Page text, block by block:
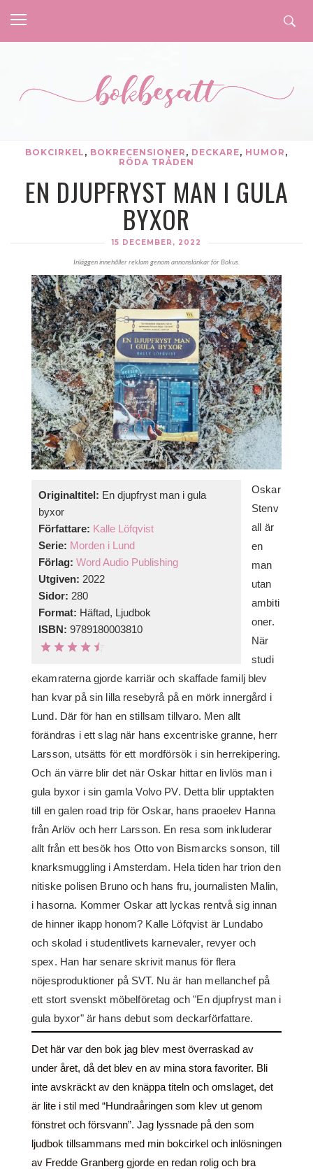
BOKCIRKEL , BOKRECENSIONER , DECKARE, HUMOR ,
RÖDA TRÅDEN
EN DJUPFRYST MAN I GULA
BYXOR
15 DECEMBER, 2022
Inläggen innehåller reklam genom annonslänkar för Bokus.
Originaltitel: En djupfryst man i gula
byxor
Författare: Kalle Löfqvist
Serie: Morden i Lund
Förlag: Word Audio Publishing
Utgiven: 2022
Sidor: 280
Format: Häftad, Ljudbok
ISBN: 9789180003810
Oskar
Stenv
all är
en
man
utan
ambiti
oner.
När
studi
e­kam­raterna gjorde karriär och skaffade familj blev
han kvar på sin lilla resebyrå på en mörk innergård i
Lund. Där för han en stillsam tillvaro. Men allt
förändras i ett slag när hans excentriske granne, herr
Larsson, utsätts för ett mordförsök i sin herrekipering.
Och än värre blir det när Oskar hittar en livlös man i
gula byxor i sin gamla Volvo PV. Detta blir upptakten
till en galen road trip för Oskar, hans praoelev Hanna
från Arlöv och herr Larsson. En resa som inkluderar
allt från ett besök hos Otto von Bismarcks sonson, till
knarksmuggling i Amsterdam. Hela tiden har trion den
nitiske polisen Bruno och hans fru, journalisten Malin,
i hasorna. Kommer Oskar att lyckas rentvå sig innan
de hinner ikapp honom? Kalle Löfqvist är Lundabo
och skolad i studentlivets karnevaler, revyer och
spex. Han har senare skrivit manus för flera
nöjesproduktioner på SVT. Nu är han mellanchef på
ett stort svenskt möbelföretag och "En djupfryst man i
gula byxor" är hans debut som deckarförfattare.
Det här var den bok jag blev mest överraskad av
under året, då det blev en av mina stora favoriter. Bli
inte avskräckt av den knäppa titeln och omslaget, det
är lite i stil med “Hundraåringen som klev ut genom
fönstret och försvann”. Jag lyssnade på den som
ljudbok tillsammans med min bokcirkel och inlösningen
av Fredde Granberg gjorde en redan rolig och bra